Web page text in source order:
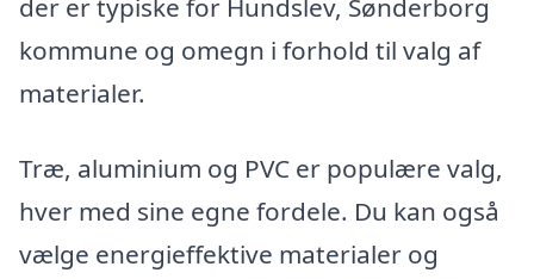
kommune og omegn i forhold til valg af
materialer.
Træ, aluminium og PVC er populære valg,
hver med sine egne fordele. Du kan også
vælge energieffektive materialer og